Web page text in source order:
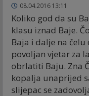
08.04.2016 13:11
Koliko god da su
klasu iznad Baje.
Baja i dalje na čelu
povoljan vjetar za
obrlatiti Baju. Zna
kopalja unaprijed
slijepac se